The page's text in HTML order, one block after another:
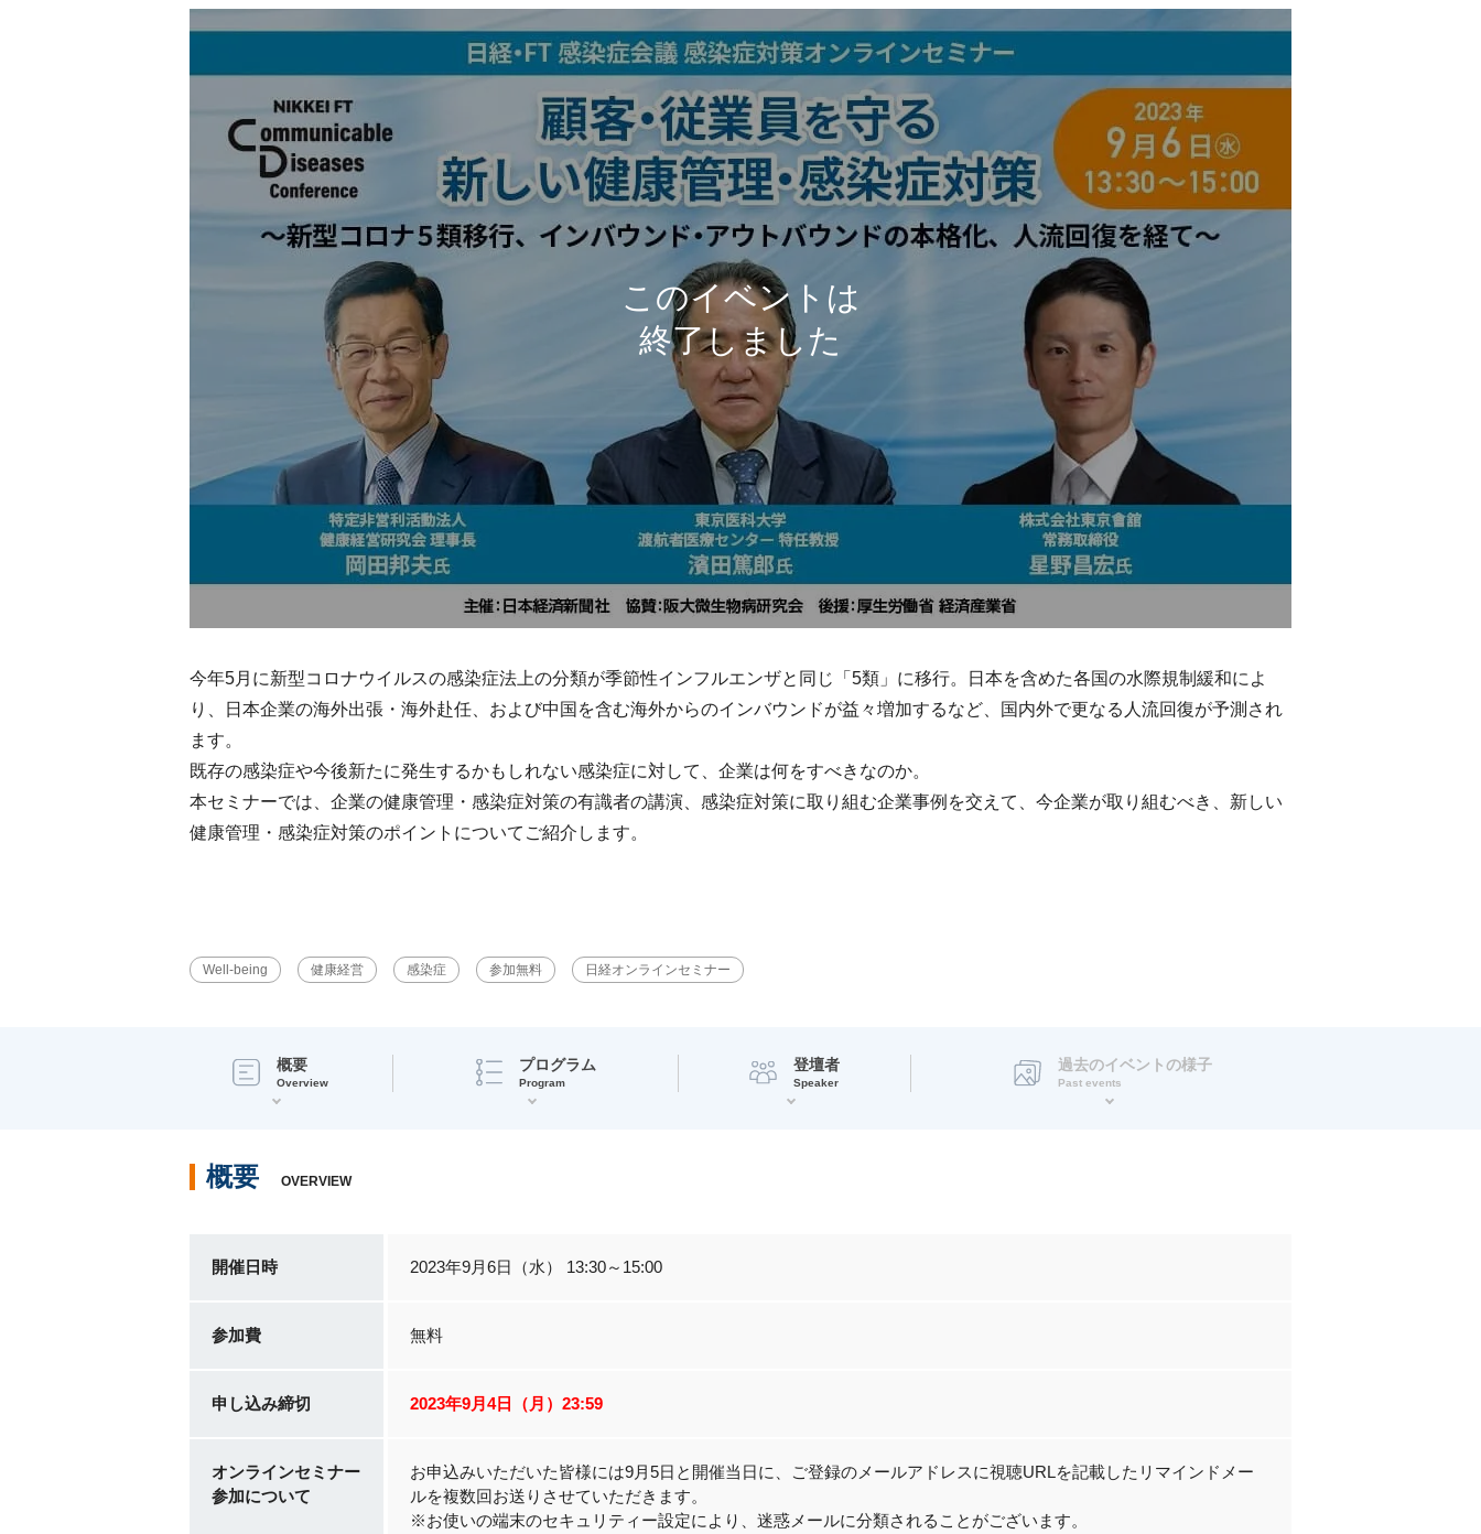
今年5月に新型コロナウイルスの感染症法上の分類が季節性インフルエンザと同じ「5類」に移行。日本を含めた各国の水際規制緩和によ
り、日本企業の海外出張・海外赴任、および中国を含む海外からのインバウンドが益々増加するなど、国内外で更なる人流回復が予測され
ます。
既存の感染症や今後新たに発生するかもしれない感染症に対して、企業は何をすべきなのか。
本セミナーでは、企業の健康管理・感染症対策の有識者の講演、感染症対策に取り組む企業事例を交えて、今企業が取り組むべき、新しい
健康管理・感染症対策のポイントについてご紹介します。
Well-being 健康経営 感染症 参加無料 日経オンラインセミナー
概要
Overview
プログラム
Program
登壇者
Speaker
過去のイベントの様子
Past events
概要 OVERVIEW
開催日時 2023年9月6日（水） 13:30～15:00
参加費 無料
申し込み締切 2023年9月4日（月）23:59
オンラインセミナー
参加について
お申込みいただいた皆様には9月5日と開催当日に、ご登録のメールアドレスに視聴URLを記載したリマインドメー
ルを複数回お送りさせていただきます。
※お使いの端末のセキュリティー設定により、迷惑メールに分類されることがございます。